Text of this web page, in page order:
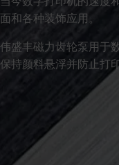
面和各种装饰应用。
伟盛丰磁力齿轮泵用于
保持颜料悬浮并防止打